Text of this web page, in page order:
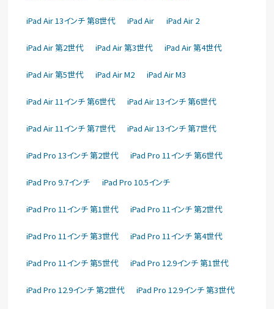
iPad Air 13インチ 第8世代 iPad Air iPad Air 2
iPad Air 第2世代 iPad Air 第3世代 iPad Air 第4世代
iPad Air 第5世代 iPad Air M2 iPad Air M3
iPad Air 11インチ 第6世代 iPad Air 13インチ 第6世代
iPad Air 11インチ 第7世代 iPad Air 13インチ 第7世代
iPad Pro 13インチ 第2世代 iPad Pro 11インチ 第6世代
iPad Pro 9.7インチ iPad Pro 10.5インチ
iPad Pro 11インチ 第1世代 iPad Pro 11インチ 第2世代
iPad Pro 11インチ 第3世代 iPad Pro 11インチ 第4世代
iPad Pro 11インチ 第5世代 iPad Pro 12.9インチ 第1世代
iPad Pro 12.9インチ 第2世代 iPad Pro 12.9インチ 第3世代